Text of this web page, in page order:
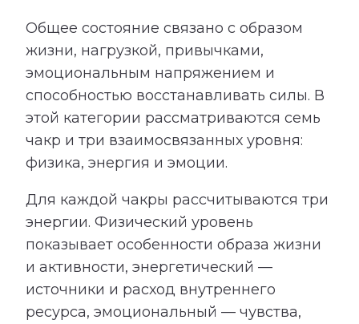
Общее состояние связано с образом
жизни, нагрузкой, привычками,
эмоциональным напряжением и
способностью восстанавливать силы. В
этой категории рассматриваются семь
чакр и три взаимосвязанных уровня:
физика, энергия и эмоции.
Для каждой чакры рассчитываются три
энергии. Физический уровень
показывает особенности образа жизни
и активности, энергетический —
источники и расход внутреннего
ресурса, эмоциональный — чувства,